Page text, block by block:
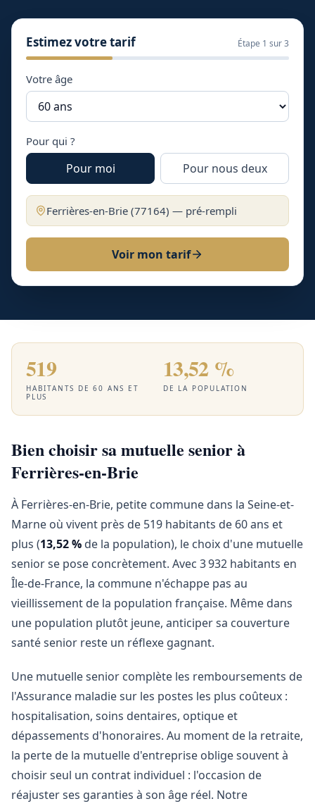
Estimez votre tarif Étape 1 sur 3
Votre âge
Pour qui ?
Pour moi Pour nous deux
Ferrières-en-Brie (77164) — pré-rempli
Voir mon tarif
519
HABITANTS DE 60 ANS ET
PLUS
13,52 %
DE LA POPULATION
Bien choisir sa mutuelle senior à
Ferrières-en-Brie
À Ferrières-en-Brie, petite commune dans la Seine-et-
Marne où vivent près de 519 habitants de 60 ans et
plus (13,52 % de la population), le choix d'une mutuelle
senior se pose concrètement. Avec 3 932 habitants en
Île-de-France, la commune n'échappe pas au
vieillissement de la population française. Même dans
une population plutôt jeune, anticiper sa couverture
santé senior reste un réflexe gagnant.
Une mutuelle senior complète les remboursements de
l'Assurance maladie sur les postes les plus coûteux :
hospitalisation, soins dentaires, optique et
dépassements d'honoraires. Au moment de la retraite,
la perte de la mutuelle d'entreprise oblige souvent à
choisir seul un contrat individuel : l'occasion de
réajuster ses garanties à son âge réel. Notre